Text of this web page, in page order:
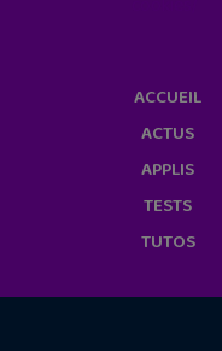
ACCUEIL
ACTUS
APPLIS
TESTS
TUTOS